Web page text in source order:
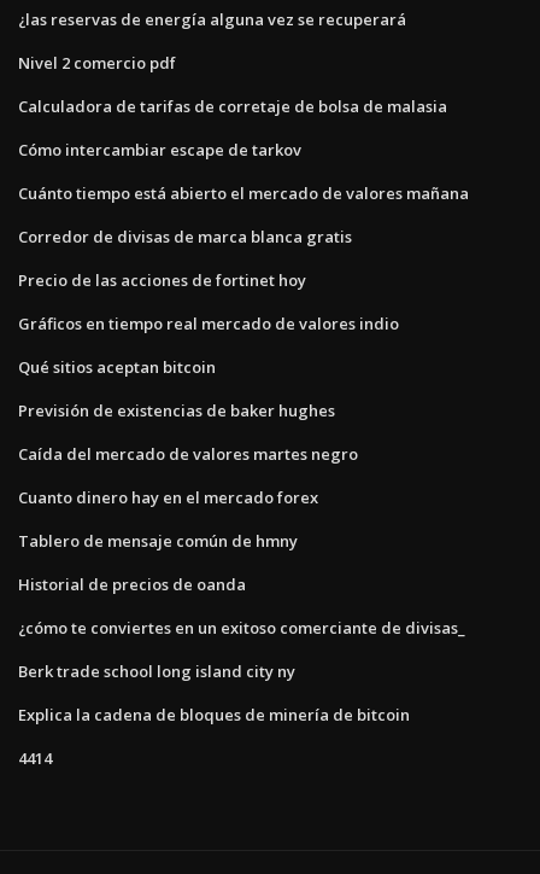
¿las reservas de energía alguna vez se recuperará
Nivel 2 comercio pdf
Calculadora de tarifas de corretaje de bolsa de malasia
Cómo intercambiar escape de tarkov
Cuánto tiempo está abierto el mercado de valores mañana
Corredor de divisas de marca blanca gratis
Precio de las acciones de fortinet hoy
Gráficos en tiempo real mercado de valores indio
Qué sitios aceptan bitcoin
Previsión de existencias de baker hughes
Caída del mercado de valores martes negro
Cuanto dinero hay en el mercado forex
Tablero de mensaje común de hmny
Historial de precios de oanda
¿cómo te conviertes en un exitoso comerciante de divisas_
Berk trade school long island city ny
Explica la cadena de bloques de minería de bitcoin
4414